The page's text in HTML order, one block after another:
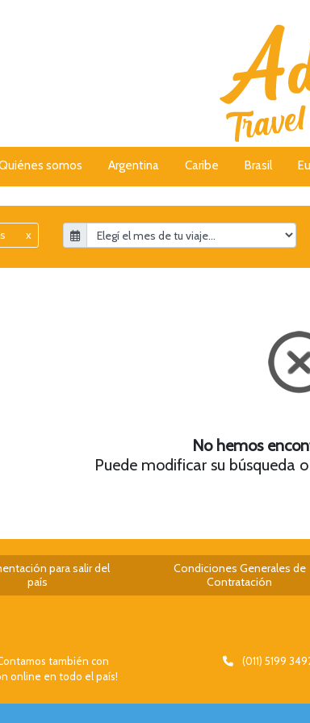
somos Argentina Caribe Brasil
x
No hemos
Puede modificar su búsqueda
para salir del
país
Condiciones Generales de
Contratación
también con
online en todo el país!
(011) 5199